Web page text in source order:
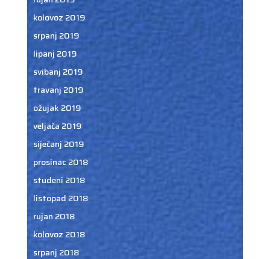
kolovoz 2019
srpanj 2019
lipanj 2019
svibanj 2019
travanj 2019
ožujak 2019
veljača 2019
siječanj 2019
prosinac 2018
studeni 2018
listopad 2018
rujan 2018
kolovoz 2018
srpanj 2018